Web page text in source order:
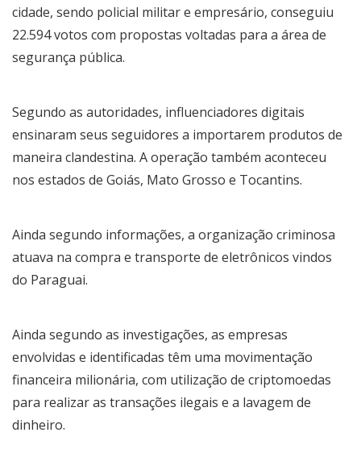
cidade, sendo policial militar e empresário, conseguiu
22.594 votos com propostas voltadas para a área de
segurança pública.
Segundo as autoridades, influenciadores digitais
ensinaram seus seguidores a importarem produtos de
maneira clandestina. A operação também aconteceu
nos estados de Goiás, Mato Grosso e Tocantins.
Ainda segundo informações, a organização criminosa
atuava na compra e transporte de eletrônicos vindos
do Paraguai.
Ainda segundo as investigações, as empresas
envolvidas e identificadas têm uma movimentação
financeira milionária, com utilização de criptomoedas
para realizar as transações ilegais e a lavagem de
dinheiro.